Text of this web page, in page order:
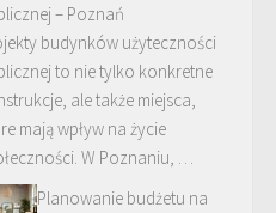
– Poznań
budynków użyteczności
to nie tylko konkretne
ale także miejsca,
mają wpływ na życie
W Poznaniu, …
Planowanie budżetu na